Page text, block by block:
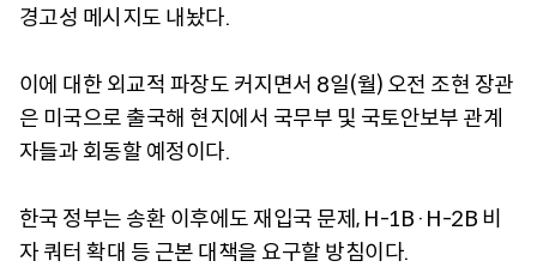
경고성 메시지도 내놨다.
이에 대한 외교적 파장도 커지면서 8일(월) 오전 조현 장관
은 미국으로 출국해 현지에서 국무부 및 국토안보부 관계
자들과 회동할 예정이다.
한국 정부는 송환 이후에도 재입국 문제, H-1B·H-2B 비
자 쿼터 확대 등 근본 대책을 요구할 방침이다.